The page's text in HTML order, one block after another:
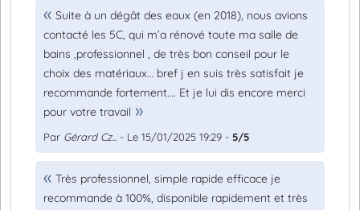
Suite à un dégât des eaux (en 2018), nous avions
contacté les 5C, qui m’a rénové toute ma salle de
bains ,professionnel , de très bon conseil pour le
choix des matériaux… bref j en suis très satisfait je
recommande fortement…. Et je lui dis encore merci
pour votre travail
Par Gérard Cz... - Le 15/01/2025 19:29 - 5/5
Très professionnel, simple rapide efficace je
recommande à 100%, disponible rapidement et très